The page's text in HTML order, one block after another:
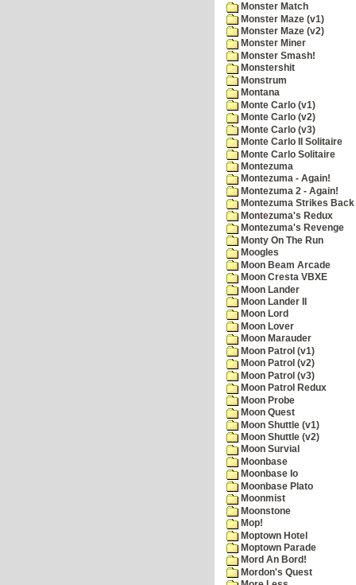
Monster Match
Monster Maze (v1)
Monster Maze (v2)
Monster Miner
Monster Smash!
Monstershit
Monstrum
Montana
Monte Carlo (v1)
Monte Carlo (v2)
Monte Carlo (v3)
Monte Carlo II Solitaire
Monte Carlo Solitaire
Montezuma
Montezuma - Again!
Montezuma 2 - Again!
Montezuma Strikes Back
Montezuma's Redux
Montezuma's Revenge
Monty On The Run
Moogles
Moon Beam Arcade
Moon Cresta VBXE
Moon Lander
Moon Lander II
Moon Lord
Moon Lover
Moon Marauder
Moon Patrol (v1)
Moon Patrol (v2)
Moon Patrol (v3)
Moon Patrol Redux
Moon Probe
Moon Quest
Moon Shuttle (v1)
Moon Shuttle (v2)
Moon Survial
Moonbase
Moonbase Io
Moonbase Plato
Moonmist
Moonstone
Mop!
Moptown Hotel
Moptown Parade
Mord An Bord!
Mordon's Quest